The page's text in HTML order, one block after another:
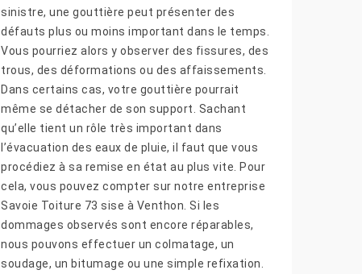
sinistre, une gouttière peut présenter des
défauts plus ou moins important dans le temps.
Vous pourriez alors y observer des fissures, des
trous, des déformations ou des affaissements.
Dans certains cas, votre gouttière pourrait
même se détacher de son support. Sachant
qu’elle tient un rôle très important dans
l’évacuation des eaux de pluie, il faut que vous
procédiez à sa remise en état au plus vite. Pour
cela, vous pouvez compter sur notre entreprise
Savoie Toiture 73 sise à Venthon. Si les
dommages observés sont encore réparables,
nous pouvons effectuer un colmatage, un
soudage, un bitumage ou une simple refixation.